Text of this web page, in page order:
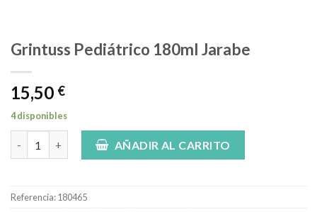
Grintuss Pediátrico 180ml Jarabe
15,50 €
4 disponibles
Grintuss Pediátrico 180ml Jarabe cantidad
AÑADIR AL CARRITO
Referencia:180465